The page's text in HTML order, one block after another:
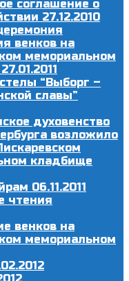
соглашение о
27.12.2010
венков на
мемориальном
“Выборг –
славы”
духовенство
возложило
кладбище
06.11.2011
чтения
венков на
мемориальном